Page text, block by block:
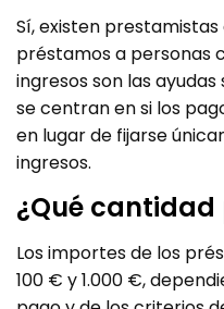
Sí, existen
préstamos a personas
ingresos son las
se centran en si los
en lugar de fijarse
ingresos.
¿Qué
Los importes de los
100 € y 1.000 €,